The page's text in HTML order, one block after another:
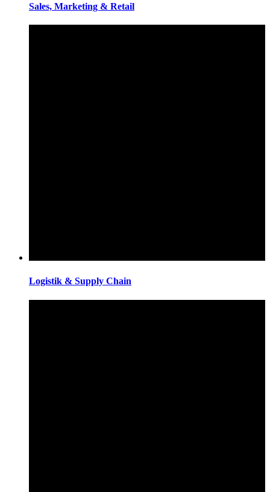
Sales, Marketing & Retail
Logistik & Supply Chain